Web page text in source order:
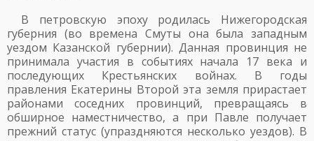
В петровскую эпоху родилась Нижегородская
губерния (во времена Смуты она была западным
уездом Казанской губернии). Данная провинция не
принимала участия в событиях начала 17 века и
последующих Крестьянских войнах. В годы
правления Екатерины Второй эта земля прирастает
районами соседних провинций, превращаясь в
обширное наместничество, а при Павле получает
прежний статус (упраздняются несколько уездов). В